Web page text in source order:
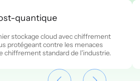
quantique
stockage cloud avec chiffrement
protégeant contre les menaces
chiffrement standard de l'industrie.